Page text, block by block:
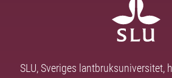
SLU, Sveriges lantbruksuniversitet,